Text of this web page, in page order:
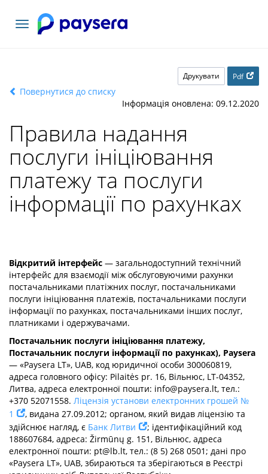
Переключити
навігацію
Друкувати Pdf
Повернутися до списку
Інформація оновлена: 09.12.2020
Правила надання
послуги ініціювання
платежу та послуги
інформації по рахунках
Відкритий інтерфейс — загальнодоступний технічний
інтерфейс для взаємодії між обслуговуючими рахунки
постачальниками платіжних послуг, постачальниками
послуги ініціювання платежів, постачальниками послуги
інформації по рахунках, постачальниками інших послуг,
платниками і одержувачами.
Постачальник послуги ініціювання платежу,
Постачальник послуги інформації по рахунках), Paysera
— «Paysera LT», UAB, код юридичної особи 300060819,
адреса головного офісу: Pilaitės pr. 16, Вільнюс, LT-04352,
Литва, адреса електронної пошти: info@paysera.lt, тел.:
+370 52071558. Ліцензія установи електронних грошей №
1
, видана 27.09.2012; органом, який видав ліцензію та
здійснює нагляд, є Банк Литви
; ідентифікаційний код
188607684, адреса: Žirmūnų g. 151, Вільнюс, адреса
електронної пошти: pt@lb.lt, тел.: (8 5) 268 0501; дані про
«Paysera LT», UAB, збираються та зберігаються в Реєстрі